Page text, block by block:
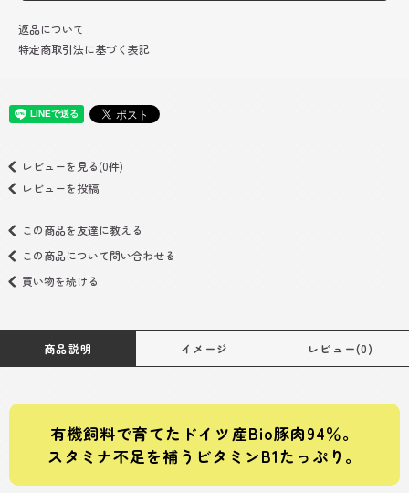
返品について
特定商取引法に基づく表記
レビューを見る(0件)
レビューを投稿
この商品を友達に教える
この商品について問い合わせる
買い物を続ける
商品説明 イメージ レビュー(0)
有機飼料で育てたドイツ産Bio豚肉94％。
スタミナ不足を補うビタミンB1たっぷり。